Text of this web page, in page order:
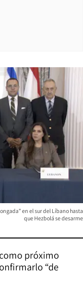
en el sur del Líbano hasta
que Hezbolá se desarme
próximo
“de